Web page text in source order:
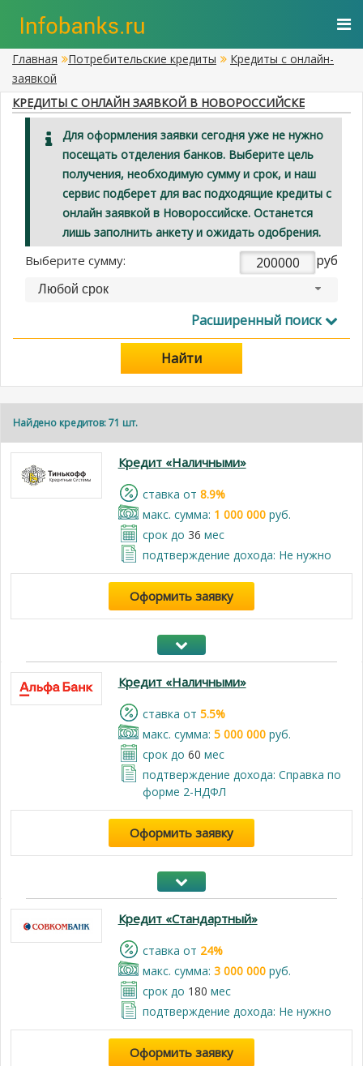
Главная Потребительские кредиты
Кредиты с онлайн-
заявкой
КРЕДИТЫ С ОНЛАЙН ЗАЯВКОЙ В НОВОРОССИЙСКЕ
Для оформления заявки сегодня уже не нужно
посещать отделения банков. Выберите цель
получения, необходимую сумму и срок, и наш
сервис подберет для вас подходящие кредиты с
онлайн заявкой в Новороссийске. Останется
лишь заполнить анкету и ожидать одобрения.
Выберите сумму: руб
Любой срок
Расширенный поиск
Найти
Найдено кредитов: 71 шт.
Кредит «Наличными»
cтавка от 8.9%
макс. сумма: 1 000 000руб.
срок до 36 мес
подтверждение дохода: Не нужно
Оформить заявку
Кредит «Наличными»
cтавка от 5.5%
макс. сумма: 5 000 000руб.
срок до 60 мес
подтверждение дохода: Справка по
форме 2-НДФЛ
Оформить заявку
Кредит «Стандартный»
cтавка от 24%
макс. сумма: 3 000 000руб.
срок до 180 мес
подтверждение дохода: Не нужно
Оформить заявку